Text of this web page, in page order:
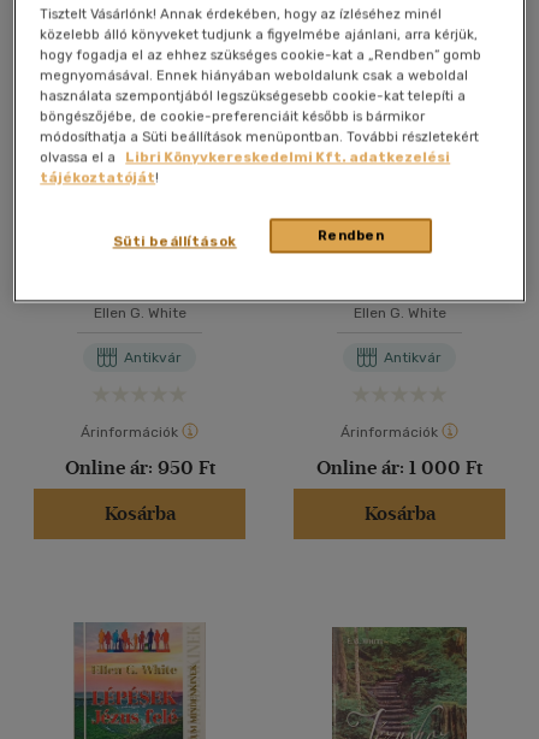
40 db / oldal
Alkalmaz
Összesen
Ellen G. White
Antikvár
Árinformációk
Online ár: 950 Ft
Kosárba
Ellen G. White
Antikvár
Árinformációk
Online ár: 1 000 Ft
Kosárba
Tisztelt Vásárlónk! Annak érdekében, hogy az ízléséhez minél
közelebb álló könyveket tudjunk a figyelmébe ajánlani, arra kérjük,
hogy fogadja el az ehhez szükséges cookie-kat a „Rendben” gomb
megnyomásával. Ennek hiányában weboldalunk csak a weboldal
használata szempontjából legszükségesebb cookie-kat telepíti a
böngészőjébe, de cookie-preferenciáit később is bármikor
módosíthatja a Süti beállítások menüpontban. További részletekért
olvassa el a
Libri Könyvkereskedelmi Kft. adatkezelési
tájékoztatóját!
Rendben
Süti beállítások